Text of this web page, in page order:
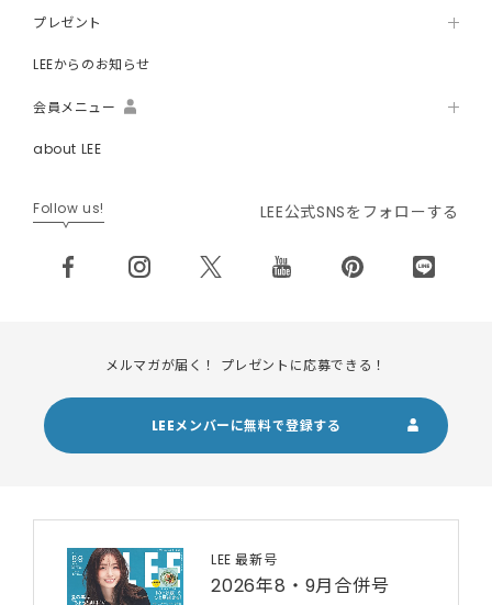
プレゼント
LEEからのお知らせ
会員メニュー
about LEE
Follow us! LEE公式SNSをフォローする
メルマガが届く！ プレゼントに応募できる！
LEEメンバーに無料で登録する
LEE 最新号
2026年8・9月合併号